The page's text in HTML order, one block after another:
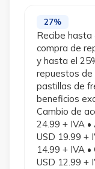
27%
Recibe hasta
compra de
y hasta el
repuestos de
pastillas de
beneficios
Cambio de
24.99 + IVA
USD 19.99 +
14.99 + IVA
USD 12.99 +